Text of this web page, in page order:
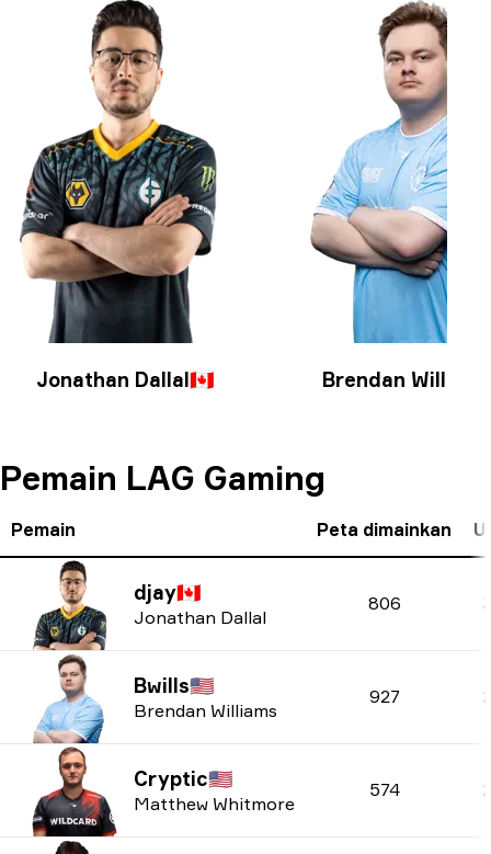
Jonathan Dallal🇨🇦 Brendan Williams
Pemain LAG Gaming
Pemain Peta dimainkan
djay🇨🇦
Jonathan Dallal
806
Bwills🇺🇸
Brendan Williams
927
Cryptic🇺🇸
Matthew Whitmore
574